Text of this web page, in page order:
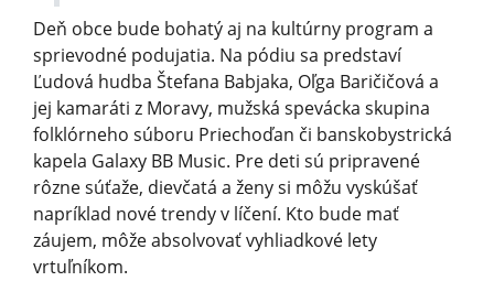
Deň obce bude bohatý aj na kultúrny program a
sprievodné podujatia. Na pódiu sa predstaví
Ľudová hudba Štefana Babjaka, Oľga Baričičová a
jej kamaráti z Moravy, mužská spevácka skupina
folklórneho súboru Priechoďan či banskobystrická
kapela Galaxy BB Music. Pre deti sú pripravené
rôzne súťaže, dievčatá a ženy si môžu vyskúšať
napríklad nové trendy v líčení. Kto bude mať
záujem, môže absolvovať vyhliadkové lety
vrtuľníkom.